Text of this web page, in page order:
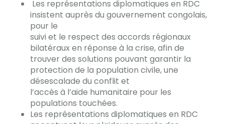
Les représentations diplomatiques en RDC
insistent auprès du gouvernement congolais,
pour le
suivi et le respect des accords régionaux
bilatéraux en réponse à la crise, afin de
trouver des solutions pouvant garantir la
protection de la population civile, une
désescalade du conflit et
l’accès à l’aide humanitaire pour les
populations touchées.
Les représentations diplomatiques en RDC